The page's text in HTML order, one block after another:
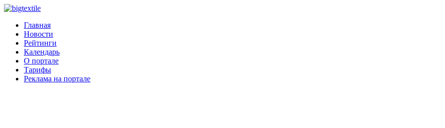
Главная
Новости
Рейтинги
Календарь
О портале
Тарифы
Реклама на портале